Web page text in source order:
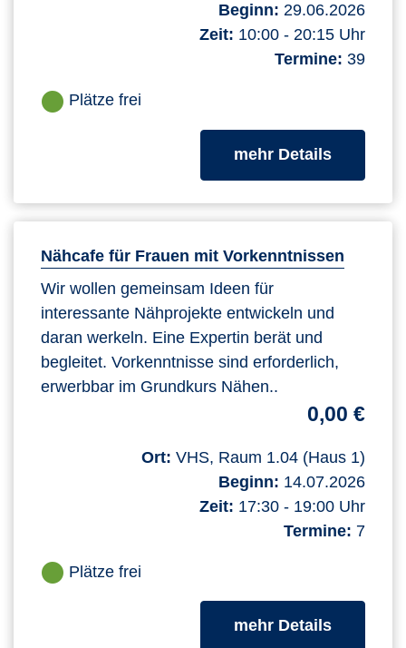
Beginn: 29.06.2026
Zeit: 10:00 - 20:15 Uhr
Termine: 39
Plätze frei
mehr Detailszum
Nähcafe für Frauen mit Vorkenntnissen
Wir wollen gemeinsam Ideen für
interessante Nähprojekte entwickeln und
daran werkeln. Eine Expertin berät und
begleitet. Vorkenntnisse sind erforderlich,
erwerbbar im Grundkurs Nähen..
0,00 €
Ort: VHS, Raum 1.04 (Haus 1)
Beginn: 14.07.2026
Zeit: 17:30 - 19:00 Uhr
Termine: 7
Plätze frei
mehr Detailszum